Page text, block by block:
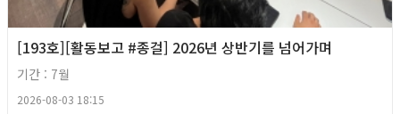
[193호][활동보고 #종걸] 2026년 상반기를 넘어가며
기간 : 7월
2026-08-03 18:15